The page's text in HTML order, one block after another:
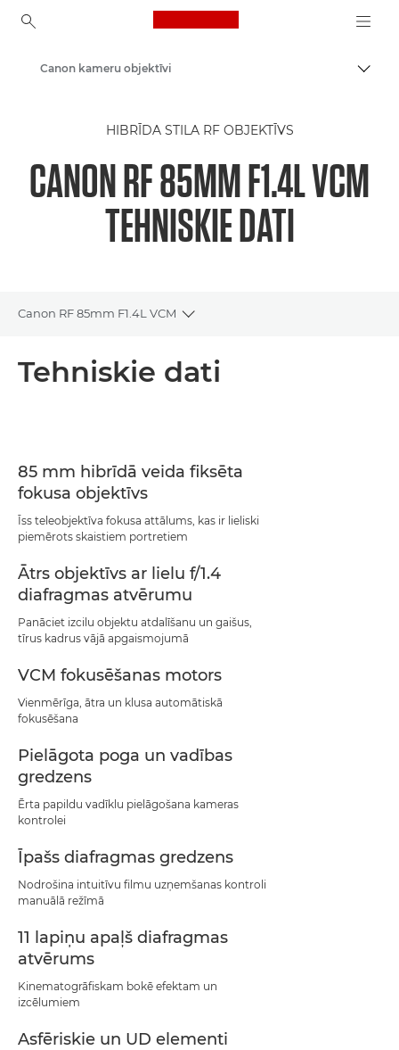
Canon Logo, back to
Canon kameru objektīvi
HIBRĪDA STILA RF OBJEKTĪVS
CANON RF 85MM F1.4L VCM
TEHNISKIE DATI
Canon RF 85mm F1.4L VCM
Toggle breadcrumbs
Tehniskie dati
85 mm hibrīdā veida fiksēta
fokusa objektīvs
Īss teleobjektīva fokusa attālums, kas ir lieliski
piemērots skaistiem portretiem
Ātrs objektīvs ar lielu f/1.4
diafragmas atvērumu
Panāciet izcilu objektu atdalīšanu un gaišus,
tīrus kadrus vājā apgaismojumā
VCM fokusēšanas motors
Vienmērīga, ātra un klusa automātiskā
fokusēšana
Pielāgota poga un vadības
gredzens
Ērta papildu vadīklu pielāgošana kameras
kontrolei
Īpašs diafragmas gredzens
Nodrošina intuitīvu filmu uzņemšanas kontroli
manuālā režīmā
11 lapiņu apaļš diafragmas
atvērums
Kinematogrāfiskam bokē efektam un
izcēlumiem
Asfēriskie un UD elementi